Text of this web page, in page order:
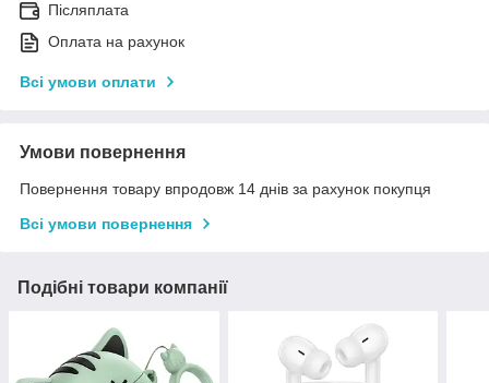
Післяплата
Оплата на рахунок
Всі умови оплати
Умови повернення
Повернення товару впродовж 14 днів за рахунок покупця
Всі умови повернення
Подібні товари компанії